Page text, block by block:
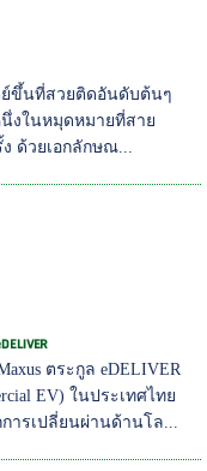
ย์ขึ้นที่สวยติดอันดับต้นๆ
งในหมุดหมายที่สาย
ด้วยเอกลักษณ...
ตระกูล eDELIVER
EV) ในประเทศไทย
ารเปลี่ยนผ่านด้านโล...